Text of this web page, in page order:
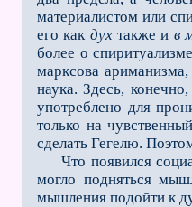
материалистом или
его как духтакже и в
более о
марксова
наука. Здесь,
употреблено для
только на
сделать Гегелю.
Что появился
могло подняться
мышления подойти к